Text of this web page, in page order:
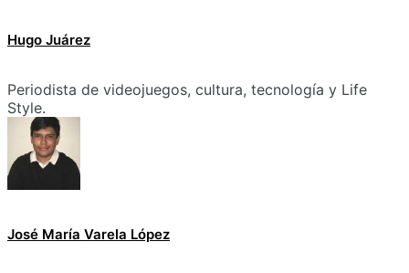
Hugo Juárez
Periodista de videojuegos, cultura, tecnología y Life
Style.
José María Varela López